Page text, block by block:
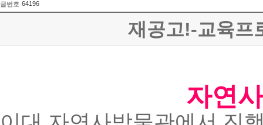
글번호 64196
재공고!-교육프
자연